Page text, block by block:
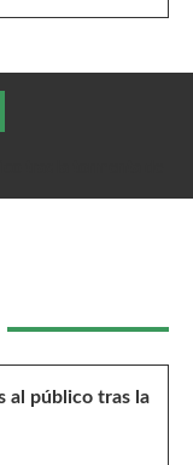
al público tras la